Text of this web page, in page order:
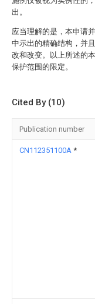
出。
应当理解的是，本申请
中示出的精确结构，并
改和改变。以上所述的
保护范围的限定。
Cited By (10)
Publication number
CN112351100A *